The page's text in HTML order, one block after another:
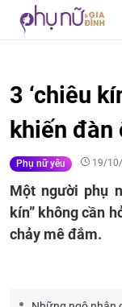
3 ‘chiêu
khiến đàn
Phụ nữ yêu 19/
Một người phụ
kín” không cần
chảy mê đắm.